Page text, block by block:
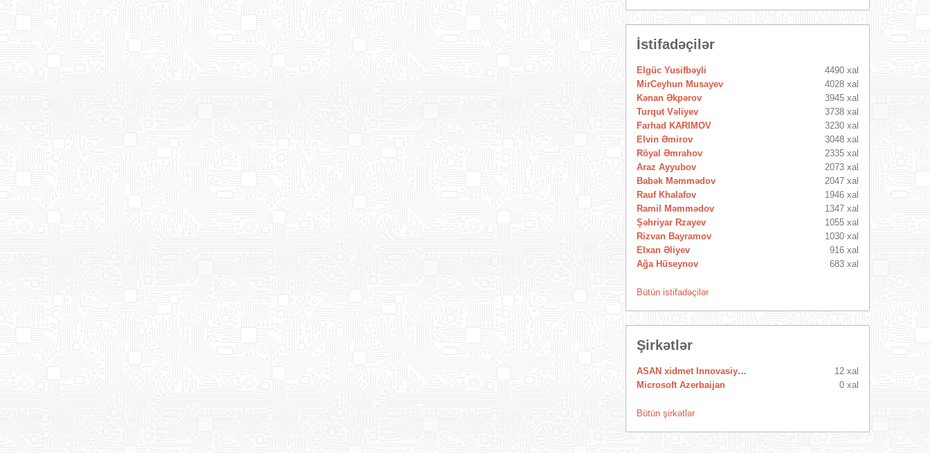
İstifadəçilər
Elgüc Yusifbəyli
4490 xal
MirCeyhun Musayev
4028 xal
Kənan Əkpərov
3945 xal
Turqut Vəliyev
3738 xal
Farhad KARIMOV
3230 xal
Elvin Əmirov
3048 xal
Röyal Əmrahov
2335 xal
Araz Ayyubov
2073 xal
Babək Məmmədov
2047 xal
Rauf Khalafov
1946 xal
Ramil Məmmədov
1347 xal
Şəhriyar Rzayev
1055 xal
Rizvan Bayramov
1030 xal
Elxan Əliyev
916 xal
Ağa Hüseynov
683 xal
Bütün istifadəçilər
Şirkətlər
ASAN xidmet Innovasiya Mərkəzi
12 xal
Microsoft Azerbaijan
0 xal
Bütün şirkətlər